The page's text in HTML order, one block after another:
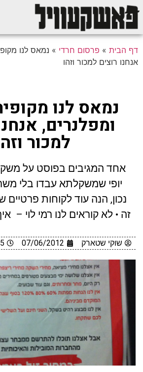
דף הבית » פרסום חרדי » נמאס לנו
אנחנו רוצים למכור וזהו
נמאס לנו
ומפלנרים,
למכור
אחד המגיבים בפוסט על
יופי שמשקלתא עבדו בלי
נכון, הנה עוד לקוחות פרטיים
זה • לא קוראים לנו רמי לוי –
שוקי שטארק 07/06/2012